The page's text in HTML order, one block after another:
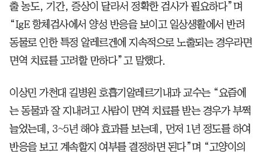
출 농도, 기간, 증상이 달라서 정확한 검사가 필요하다”며
“IgE 항체검사에서 양성 반응을 보이고 일상생활에서 반려
동물로 인한 특정 알레르겐에 지속적으로 노출되는 경우라면
면역 치료를 고려할 만하다”고 말했다.
이상민 가천대 길병원 호흡기알레르기내과 교수는 “요즘에
는 동물과 잘 지내려고 사람이 면역 치료를 받는 경우가 부쩍
늘었는데, 3~5년 해야 효과를 보는데, 먼저 1년 정도를 하여
반응을 보고 계속할지 여부를 결정하면 된다”며 “고양이의